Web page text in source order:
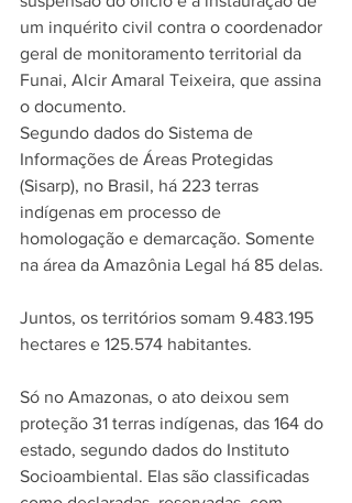
um inquérito civil contra o coordenador
geral de monitoramento territorial da
Funai, Alcir Amaral Teixeira, que assina
o documento.
Segundo dados do Sistema de
Informações de Áreas Protegidas
(Sisarp), no Brasil, há 223 terras
indígenas em processo de
homologação e demarcação. Somente
na área da Amazônia Legal há 85 delas.
Juntos, os territórios somam 9.483.195
hectares e 125.574 habitantes.
Só no Amazonas, o ato deixou sem
proteção 31 terras indígenas, das 164 do
estado, segundo dados do Instituto
Socioambiental. Elas são classificadas